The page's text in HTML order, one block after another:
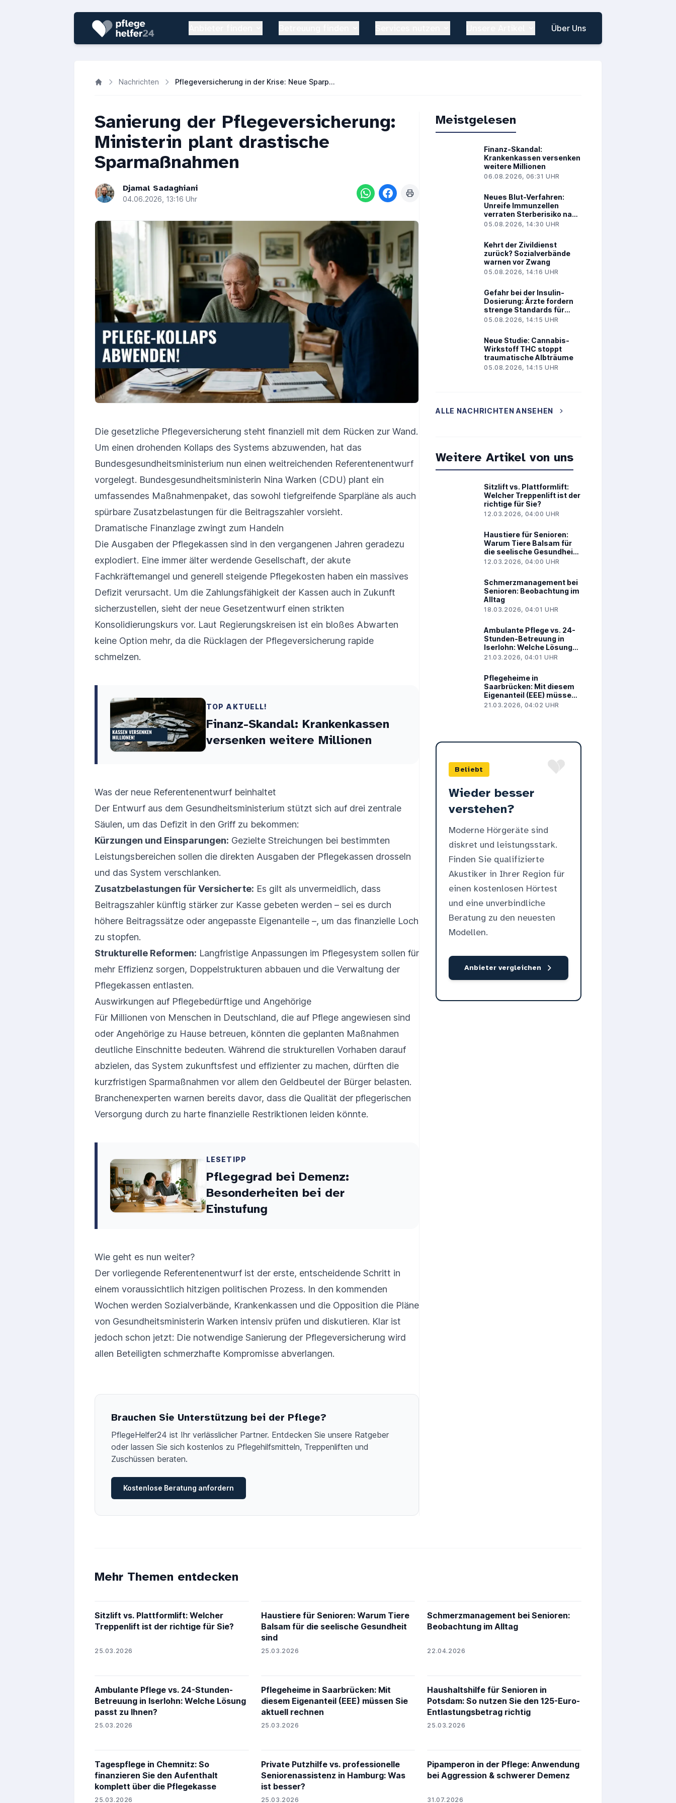
Über Uns
Nachrichten Pflegeversicherung in der Krise: Neue Sparpläne und Zusatzkosten
Sanierung der Pflegeversicherung:
Ministerin plant drastische
Sparmaßnahmen
Djamal Sadaghiani
04.06.2026, 13:16 Uhr
Die gesetzliche Pflegeversicherung steht finanziell mit dem Rücken zur Wand.
Um einen drohenden Kollaps des Systems abzuwenden, hat das
Bundesgesundheitsministerium nun einen weitreichenden Referentenentwurf
vorgelegt. Bundesgesundheitsministerin Nina Warken (CDU) plant ein
umfassendes Maßnahmenpaket, das sowohl tiefgreifende Sparpläne als auch
spürbare Zusatzbelastungen für die Beitragszahler vorsieht.
Dramatische Finanzlage zwingt zum Handeln
Die Ausgaben der Pflegekassen sind in den vergangenen Jahren geradezu
explodiert. Eine immer älter werdende Gesellschaft, der akute
Fachkräftemangel und generell steigende Pflegekosten haben ein massives
Defizit verursacht. Um die Zahlungsfähigkeit der Kassen auch in Zukunft
sicherzustellen, sieht der neue Gesetzentwurf einen strikten
Konsolidierungskurs vor. Laut Regierungskreisen ist ein bloßes Abwarten
keine Option mehr, da die Rücklagen der Pflegeversicherung rapide
schmelzen.
TOP AKTUELL!
Finanz-Skandal: Krankenkassen
versenken weitere Millionen
Was der neue Referentenentwurf beinhaltet
Der Entwurf aus dem Gesundheitsministerium stützt sich auf drei zentrale
Säulen, um das Defizit in den Griff zu bekommen:
Kürzungen und Einsparungen: Gezielte Streichungen bei bestimmten
Leistungsbereichen sollen die direkten Ausgaben der Pflegekassen drosseln
und das System verschlanken.
Zusatzbelastungen für Versicherte: Es gilt als unvermeidlich, dass
Beitragszahler künftig stärker zur Kasse gebeten werden – sei es durch
höhere Beitragssätze oder angepasste Eigenanteile –, um das finanzielle Loch
zu stopfen.
Strukturelle Reformen: Langfristige Anpassungen im Pflegesystem sollen für
mehr Effizienz sorgen, Doppelstrukturen abbauen und die Verwaltung der
Pflegekassen entlasten.
Auswirkungen auf Pflegebedürftige und Angehörige
Für Millionen von Menschen in Deutschland, die auf Pflege angewiesen sind
oder Angehörige zu Hause betreuen, könnten die geplanten Maßnahmen
deutliche Einschnitte bedeuten. Während die strukturellen Vorhaben darauf
abzielen, das System zukunftsfest und effizienter zu machen, dürften die
kurzfristigen Sparmaßnahmen vor allem den Geldbeutel der Bürger belasten.
Branchenexperten warnen bereits davor, dass die Qualität der pflegerischen
Versorgung durch zu harte finanzielle Restriktionen leiden könnte.
LESETIPP
Pflegegrad bei Demenz:
Besonderheiten bei der
Einstufung
Wie geht es nun weiter?
Der vorliegende Referentenentwurf ist der erste, entscheidende Schritt in
einem voraussichtlich hitzigen politischen Prozess. In den kommenden
Wochen werden Sozialverbände, Krankenkassen und die Opposition die Pläne
von Gesundheitsministerin Warken intensiv prüfen und diskutieren. Klar ist
jedoch schon jetzt: Die notwendige Sanierung der Pflegeversicherung wird
allen Beteiligten schmerzhafte Kompromisse abverlangen.
Brauchen Sie Unterstützung bei der Pflege?
PflegeHelfer24 ist Ihr verlässlicher Partner. Entdecken Sie unsere Ratgeber
oder lassen Sie sich kostenlos zu Pflegehilfsmitteln, Treppenliften und
Zuschüssen beraten.
Kostenlose Beratung anfordern
Meistgelesen
Finanz-Skandal:
Krankenkassen versenken
weitere Millionen
06.08.2026, 06:31 UHR
Neues Blut-Verfahren:
Unreife Immunzellen
verraten Sterberisiko nach
Herzinfarkt
05.08.2026, 14:30 UHR
Kehrt der Zivildienst
zurück? Sozialverbände
warnen vor Zwang
05.08.2026, 14:16 UHR
Gefahr bei der Insulin-
Dosierung: Ärzte fordern
strenge Standards für
Glukosesensoren
05.08.2026, 14:15 UHR
Neue Studie: Cannabis-
Wirkstoff THC stoppt
traumatische Albträume
05.08.2026, 14:15 UHR
ALLE NACHRICHTEN ANSEHEN
Weitere Artikel von uns
Sitzlift vs. Plattformlift:
Welcher Treppenlift ist der
richtige für Sie?
12.03.2026, 04:00 UHR
Haustiere für Senioren:
Warum Tiere Balsam für
die seelische Gesundheit
sind
12.03.2026, 04:00 UHR
Schmerzmanagement bei
Senioren: Beobachtung im
Alltag
18.03.2026, 04:01 UHR
Ambulante Pflege vs. 24-
Stunden-Betreuung in
Iserlohn: Welche Lösung
passt zu Ihnen?
21.03.2026, 04:01 UHR
Pflegeheime in
Saarbrücken: Mit diesem
Eigenanteil (EEE) müssen
Sie aktuell rechnen
21.03.2026, 04:02 UHR
Beliebt
Wieder besser
verstehen?
Moderne Hörgeräte sind
diskret und leistungsstark.
Finden Sie qualifizierte
Akustiker in Ihrer Region für
einen kostenlosen Hörtest
und eine unverbindliche
Beratung zu den neuesten
Modellen.
Anbieter vergleichen
Mehr Themen entdecken
Sitzlift vs. Plattformlift: Welcher
Treppenlift ist der richtige für Sie?
25.03.2026
Haustiere für Senioren: Warum Tiere
Balsam für die seelische Gesundheit
sind
25.03.2026
Schmerzmanagement bei Senioren:
Beobachtung im Alltag
22.04.2026
Ambulante Pflege vs. 24-Stunden-
Betreuung in Iserlohn: Welche Lösung
passt zu Ihnen?
25.03.2026
Pflegeheime in Saarbrücken: Mit
diesem Eigenanteil (EEE) müssen Sie
aktuell rechnen
25.03.2026
Haushaltshilfe für Senioren in
Potsdam: So nutzen Sie den 125-Euro-
Entlastungsbetrag richtig
25.03.2026
Tagespflege in Chemnitz: So
finanzieren Sie den Aufenthalt
komplett über die Pflegekasse
25.03.2026
Private Putzhilfe vs. professionelle
Seniorenassistenz in Hamburg: Was
ist besser?
25.03.2026
Pipamperon in der Pflege: Anwendung
bei Aggression & schwerer Demenz
31.07.2026